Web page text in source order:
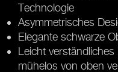
Technologie
Asymmetrisches
Elegante schwarze
Leicht
mühelos von oben